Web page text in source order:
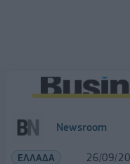
Newsroom
ΕΛΛΑΔΑ 26/09/